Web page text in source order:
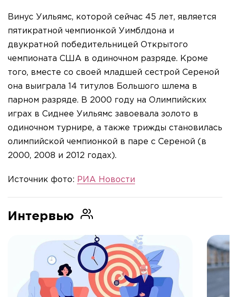
Винус Уильямс, которой сейчас 45 лет, является
пятикратной чемпионкой Уимблдона и
двукратной победительницей Открытого
чемпионата США в одиночном разряде. Кроме
того, вместе со своей младшей сестрой Сереной
она выиграла 14 титулов Большого шлема в
парном разряде. В 2000 году на Олимпийских
играх в Сиднее Уильямс завоевала золото в
одиночном турнире, а также трижды становилась
олимпийской чемпионкой в паре с Сереной (в
2000, 2008 и 2012 годах).
Источник фото: РИА Новости
Интервью